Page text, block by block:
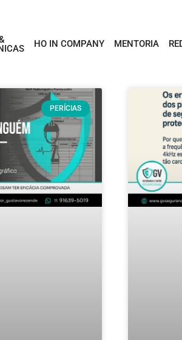
HO IN COMPANY MENTORIA
PERÍCIAS